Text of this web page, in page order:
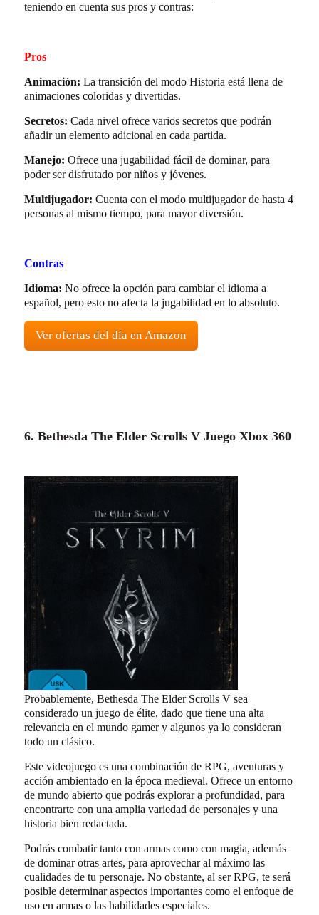
teniendo en cuenta sus pros y contras:
Pros
Animación: La transición del modo Historia está llena de
animaciones coloridas y divertidas.
Secretos: Cada nivel ofrece varios secretos que podrán
añadir un elemento adicional en cada partida.
Manejo: Ofrece una jugabilidad fácil de dominar, para
poder ser disfrutado por niños y jóvenes.
Multijugador: Cuenta con el modo multijugador de hasta 4
personas al mismo tiempo, para mayor diversión.
Contras
Idioma: No ofrece la opción para cambiar el idioma a
español, pero esto no afecta la jugabilidad en lo absoluto.
Ver ofertas del día en Amazon
6. Bethesda The Elder Scrolls V Juego Xbox 360
Probablemente, Bethesda The Elder Scrolls V sea
considerado un juego de élite, dado que tiene una alta
relevancia en el mundo gamer y algunos ya lo consideran
todo un clásico.
Este videojuego es una combinación de RPG, aventuras y
acción ambientado en la época medieval. Ofrece un entorno
de mundo abierto que podrás explorar a profundidad, para
encontrarte con una amplia variedad de personajes y una
historia bien redactada.
Podrás combatir tanto con armas como con magia, además
de dominar otras artes, para aprovechar al máximo las
cualidades de tu personaje. No obstante, al ser RPG, te será
posible determinar aspectos importantes como el enfoque de
uso en armas o las habilidades especiales.